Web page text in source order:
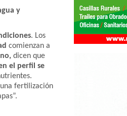
y
. Los
comienzan a
dicen que
el perfil se
fertilización